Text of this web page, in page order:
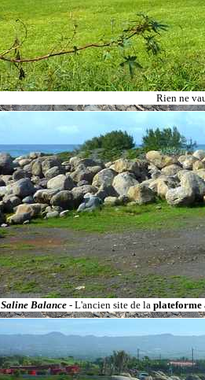
Rien ne
Saline Balance - L'ancien site de la plateforme